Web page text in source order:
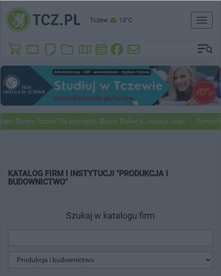
Tczew 15°C
Toggle
Gminy Tczew. Na początek Shaun Baker & Jessica Jean
KATALOG FIRM I INSTYTUCJI "PRODUKCJA I
BUDOWNICTWO"
Szukaj w katalogu firm